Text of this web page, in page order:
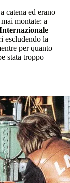
catena ed erano
montate: a
escludendo la
per quanto
stata troppo